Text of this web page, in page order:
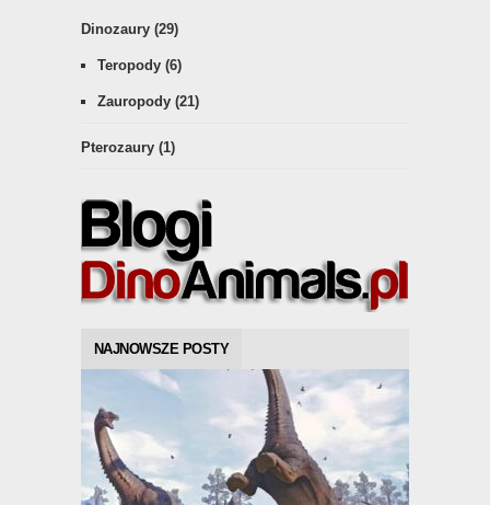
Dinozaury (29)
Teropody (6)
Zauropody (21)
Pterozaury (1)
NAJNOWSZE POSTY